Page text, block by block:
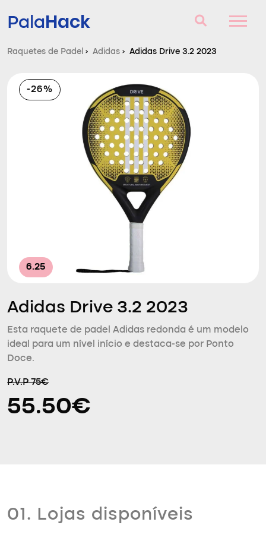
PalaHack
Perguntas e respostas
Comparador
Raquetes de Padel › Adidas › Adidas Drive 3.2 2023
-26%
6.25
Adidas Drive 3.2 2023
Esta raquete de padel Adidas redonda é um modelo
ideal para um nível início e destaca-se por Ponto
Doce.
P.V.P 75€
55.50€
01. Lojas disponíveis